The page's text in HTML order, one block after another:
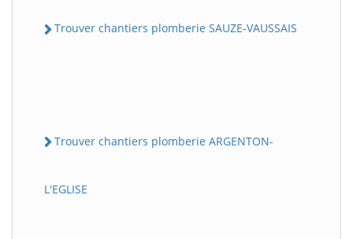
Trouver chantiers plomberie SAUZE-VAUSSAIS
Trouver chantiers plomberie ARGENTON-
L'EGLISE